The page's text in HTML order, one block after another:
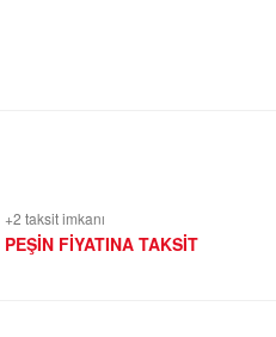
+2 taksit imkanı
PEŞİN FİYATINA TAKSİT